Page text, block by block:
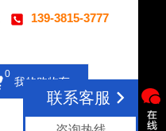
139-3815-3777
我的购物车
0
联系客服